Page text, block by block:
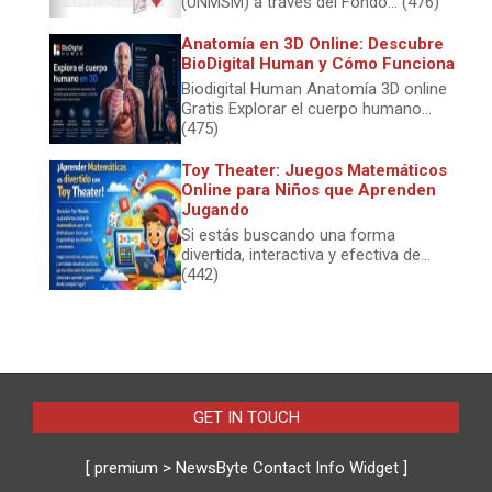
Anatomía en 3D Online: Descubre
BioDigital Human y Cómo Funciona
Biodigital Human Anatomía 3D online
Gratis Explorar el cuerpo humano...
(475)
Toy Theater: Juegos Matemáticos
Online para Niños que Aprenden
Jugando
Si estás buscando una forma
divertida, interactiva y efectiva de...
(442)
GET IN TOUCH
[ premium > NewsByte Contact Info Widget ]